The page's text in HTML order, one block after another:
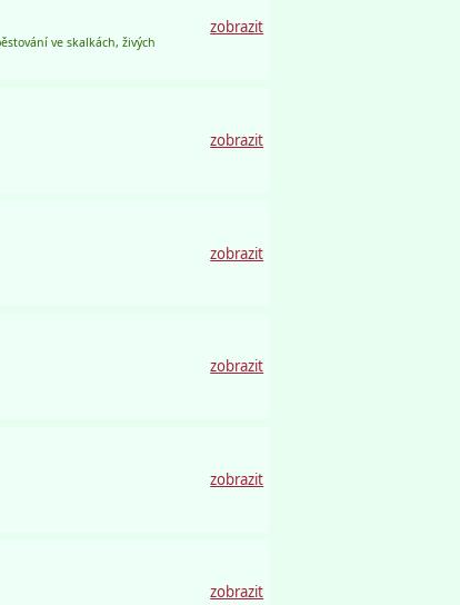
ve skalkách, živých
zobrazit
zobrazit
zobrazit
zobrazit
zobrazit
zobrazit